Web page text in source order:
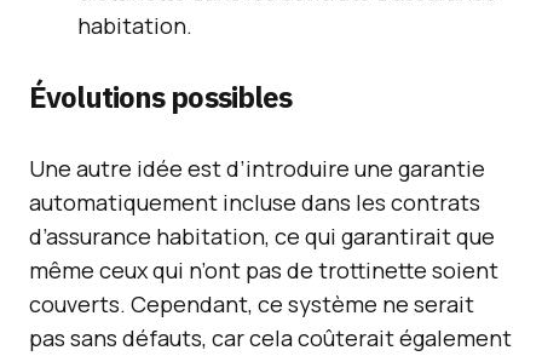
habitation.
Évolutions possibles
Une autre idée est d’introduire une garantie
automatiquement incluse dans les contrats
d’assurance habitation, ce qui garantirait que
même ceux qui n’ont pas de trottinette soient
couverts. Cependant, ce système ne serait
pas sans défauts, car cela coûterait également